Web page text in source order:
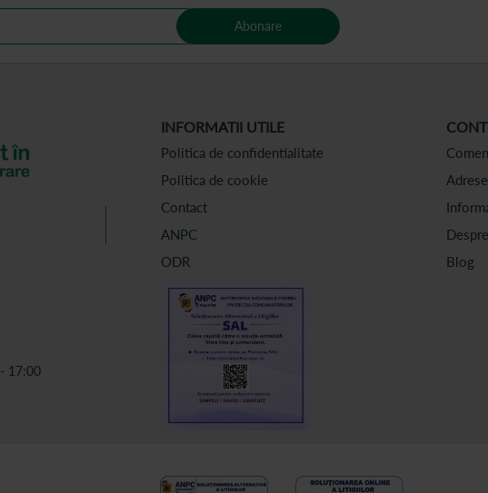
Abonare
17:00
INFORMATII UTILE
Politica de confidentialitate
Politica de cookie
Contact
ANPC
ODR
Blog